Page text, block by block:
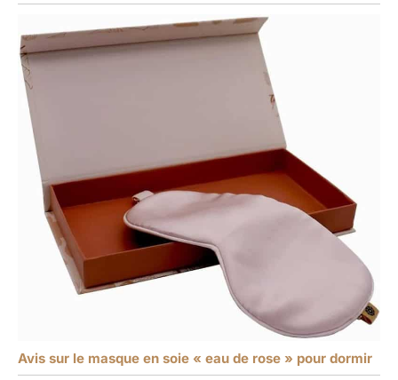
Avis sur le masque en soie « eau de rose » pour dormir